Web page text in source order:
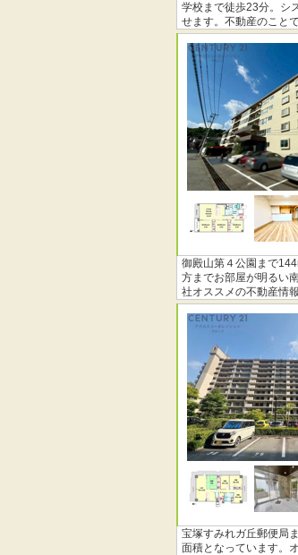
学校まで徒歩23分。シ
せます。不動産のこと
タッフがしっかりとお
御殿山第４公園まで
方までお部屋が明るい
社オススメの不動産情
ート致します。
宝塚すみれガ丘郵便局
面積となっています。